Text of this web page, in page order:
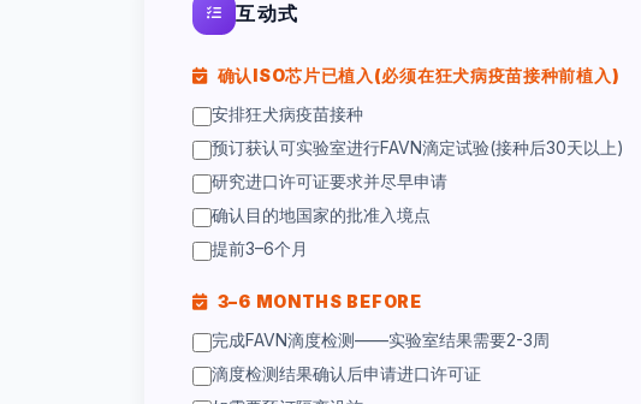
互动式
确认ISO芯片已植入(必须在狂犬病疫苗接种前植入)
安排狂犬病疫苗接种
预订获认可实验室进行FAVN滴定试验(接种后30天以上)
研究进口许可证要求并尽早申请
确认目的地国家的批准入境点
提前3–6个月
3–6 MONTHS BEFORE
完成FAVN滴度检测——实验室结果需要2-3周
滴度检测结果确认后申请进口许可证